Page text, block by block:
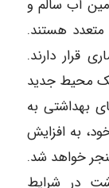
آب سالم و
هستند.
قرار دارند.
یک محیط جدید
بهداشتی به
به افزایش
خواهد شد.
در شرایط